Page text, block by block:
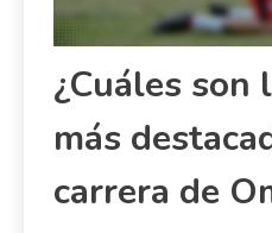
¿Cuáles son
más
carrera de